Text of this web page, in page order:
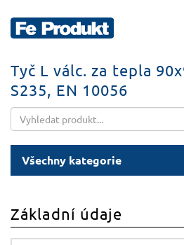
Tyč L válc. za tepla
S235, EN 10056
Všechny kategorie
Základní údaje